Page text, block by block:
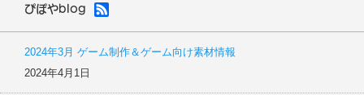
ぴぽやblog
2024年3月 ゲーム制作＆ゲーム向け素材情報
2024年4月1日